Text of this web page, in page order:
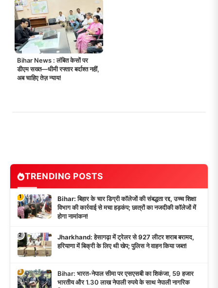
Bihar News : लंबित केसों पर
डीएम सख्त—धीमी रफ्तार बर्दाश्त नहीं,
अब चाहिए तेज़ न्याय!
TRENDING POSTS
1
Bihar: बिहार के चार डिग्री कॉलेजों की संबद्धता रद्द, उच्च शिक्षा
विभाग की कार्रवाई से मचा हड़कंप; छात्रों का नजदीकी कॉलेजों में
होगा नामांकन!
2
Jharkhand: हेसागढ़ा में ट्रेलर से 927 लीटर शराब बरामद,
हरियाणा में बिक्री के लिए थी खेप; पुलिस ने वाहन किया जब्त!
3
Bihar: भारत-नेपाल सीमा पर एसएसबी का शिकंजा, 59 हजार
भारतीय और 1.30 लाख नेपाली रुपये के साथ नेपाली नागरिक